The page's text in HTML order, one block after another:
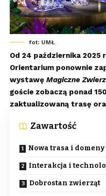
fot: UMŁ
Od 24 października 2025
Orientarium ponownie
wystawę Magiczne
goście zobaczą ponad
zaktualizowaną trasę
Zawartość
Nowa trasa i
Interakcja i
Dobrostan zwierząt